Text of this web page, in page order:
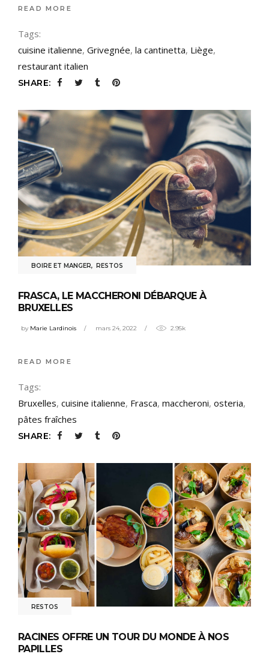
READ MORE
Tags:
cuisine italienne, Grivegnée, la cantinetta, Liège,
restaurant italien
SHARE:
BOIRE ET MANGER, RESTOS
FRASCA, LE MACCHERONI DÉBARQUE À
BRUXELLES
by Marie Lardinois mars 24, 2022 2.95k
READ MORE
Tags:
Bruxelles, cuisine italienne, Frasca, maccheroni, osteria,
pâtes fraîches
SHARE:
RESTOS
RACINES OFFRE UN TOUR DU MONDE À NOS
PAPILLES